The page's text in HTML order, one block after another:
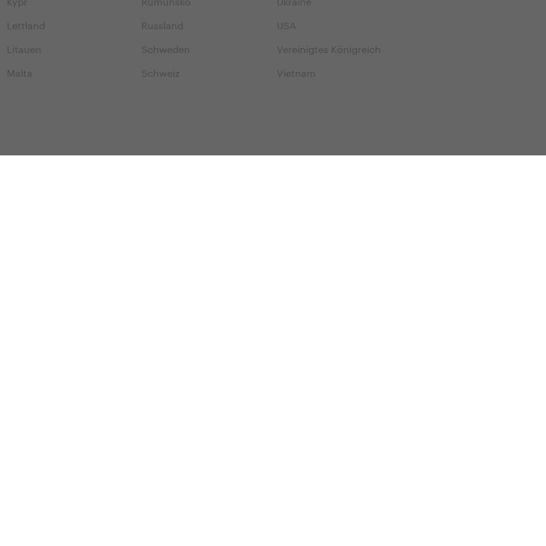
Lettland
Litauen
Malta
Russland
Schweden
Schweiz
USA
Vereinigtes Königreich
Vietnam